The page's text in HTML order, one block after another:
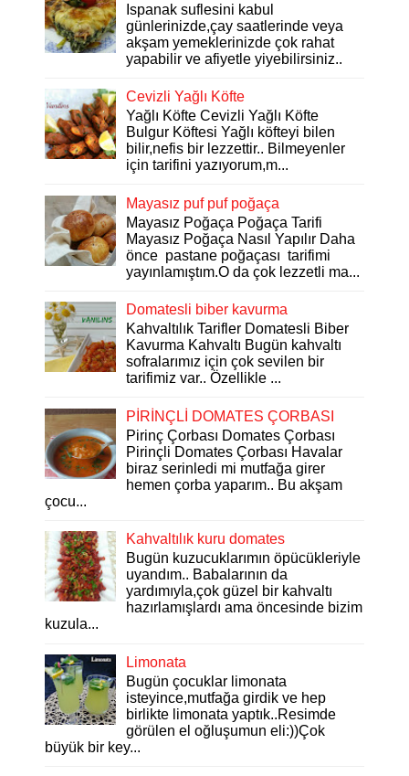
Ispanak suflesini kabul
günlerinizde,çay saatlerinde veya
akşam yemeklerinizde çok rahat
yapabilir ve afiyetle yiyebilirsiniz..
Cevizli Yağlı Köfte
Yağlı Köfte Cevizli Yağlı Köfte
Bulgur Köftesi Yağlı köfteyi bilen
bilir,nefis bir lezzettir.. Bilmeyenler
için tarifini yazıyorum,m...
Mayasız puf puf poğaça
Mayasız Poğaça Poğaça Tarifi
Mayasız Poğaça Nasıl Yapılır Daha
önce pastane poğaçası tarifimi
yayınlamıştım.O da çok lezzetli ma...
Domatesli biber kavurma
Kahvaltılık Tarifler Domatesli Biber
Kavurma Kahvaltı Bugün kahvaltı
sofralarımız için çok sevilen bir
tarifimiz var.. Özellikle ...
PİRİNÇLİ DOMATES ÇORBASI
Pirinç Çorbası Domates Çorbası
Pirinçli Domates Çorbası Havalar
biraz serinledi mi mutfağa girer
hemen çorba yaparım.. Bu akşam
çocu...
Kahvaltılık kuru domates
Bugün kuzucuklarımın öpücükleriyle
uyandım.. Babalarının da
yardımıyla,çok güzel bir kahvaltı
hazırlamışlardı ama öncesinde bizim
kuzula...
Limonata
Bugün çocuklar limonata
isteyince,mutfağa girdik ve hep
birlikte limonata yaptık..Resimde
görülen el oğluşumun eli:))Çok
büyük bir key...